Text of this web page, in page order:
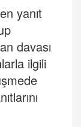
yanıt
davası
ilgili